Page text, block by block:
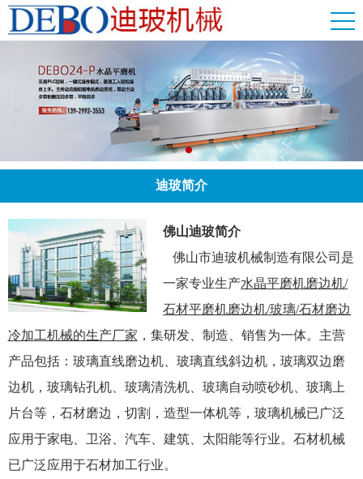
迪玻简介
佛山迪玻简介
佛山市迪玻机械制造有限公司是
一家专业生产水晶平磨机磨边机/
石材平磨机磨边机/玻璃/石材磨边
冷加工机械的生产厂家 ，集研发、制造、销售为一体。主营
产品包括：玻璃直线磨边机、玻璃直线斜边机，玻璃双边磨
边机，玻璃钻孔机、玻璃清洗机、玻璃自动喷砂机、玻璃上
片台等，石材磨边，切割，造型一体机等，玻璃机械已广泛
应用于家电、卫浴、汽车、建筑、太阳能等行业。石材机械
已广泛应用于石材加工行业。